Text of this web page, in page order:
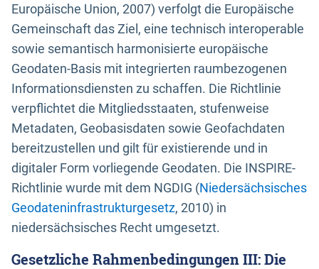
Europäische Union, 2007) verfolgt die Europäische
Gemeinschaft das Ziel, eine technisch interoperable
sowie semantisch harmonisierte europäische
Geodaten-Basis mit integrierten raumbezogenen
Informationsdiensten zu schaffen. Die Richtlinie
verpflichtet die Mitgliedsstaaten, stufenweise
Metadaten, Geobasisdaten sowie Geofachdaten
bereitzustellen und gilt für existierende und in
digitaler Form vorliegende Geodaten. Die INSPIRE-
Richtlinie wurde mit dem NGDIG (Niedersächsisches
Geodateninfrastrukturgesetz, 2010) in
niedersächsisches Recht umgesetzt.
Gesetzliche Rahmenbedingungen III: Die